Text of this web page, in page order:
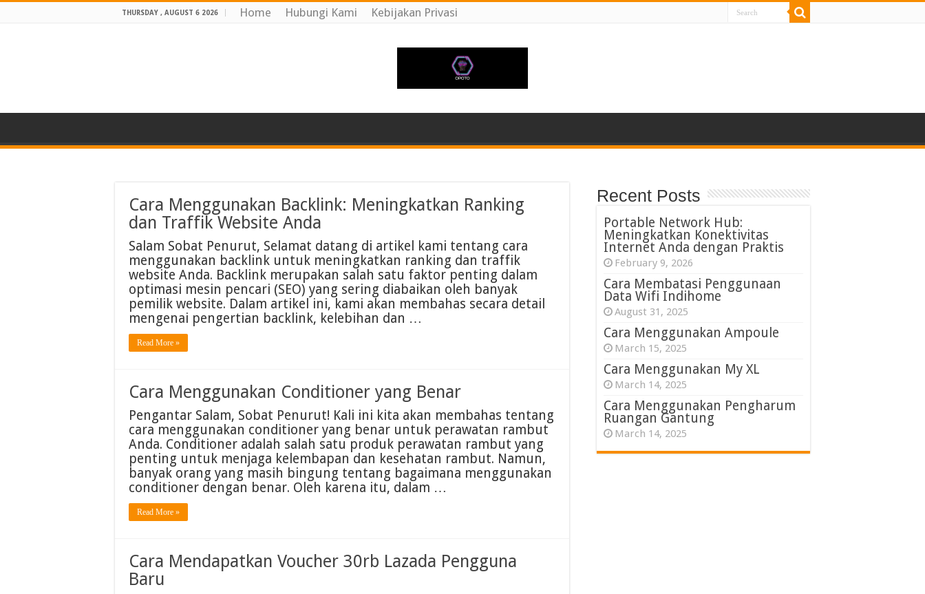
THURSDAY , AUGUST 6 2026 Home Hubungi Kami Kebijakan Privasi
Cara Menggunakan Backlink: Meningkatkan Ranking
dan Traffik Website Anda
Salam Sobat Penurut, Selamat datang di artikel kami tentang cara
menggunakan backlink untuk meningkatkan ranking dan traffik
website Anda. Backlink merupakan salah satu faktor penting dalam
optimasi mesin pencari (SEO) yang sering diabaikan oleh banyak
pemilik website. Dalam artikel ini, kami akan membahas secara detail
mengenai pengertian backlink, kelebihan dan …
Read More »
Cara Menggunakan Conditioner yang Benar
Pengantar Salam, Sobat Penurut! Kali ini kita akan membahas tentang
cara menggunakan conditioner yang benar untuk perawatan rambut
Anda. Conditioner adalah salah satu produk perawatan rambut yang
penting untuk menjaga kelembapan dan kesehatan rambut. Namun,
banyak orang yang masih bingung tentang bagaimana menggunakan
conditioner dengan benar. Oleh karena itu, dalam …
Read More »
Cara Mendapatkan Voucher 30rb Lazada Pengguna
Baru
Recent Posts
Portable Network Hub:
Meningkatkan Konektivitas
Internet Anda dengan Praktis
February 9, 2026
Cara Membatasi Penggunaan
Data Wifi Indihome
August 31, 2025
Cara Menggunakan Ampoule
March 15, 2025
Cara Menggunakan My XL
March 14, 2025
Cara Menggunakan Pengharum
Ruangan Gantung
March 14, 2025